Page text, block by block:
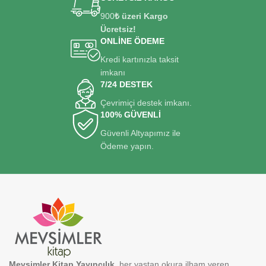
900₺ üzeri Kargo
Ücretsiz!
ONLİNE ÖDEME
Kredi kartınızla taksit
imkanı
7/24 DESTEK
Çevrimiçi destek imkanı.
100% GÜVENLİ
Güvenli Altyapımız ile
Ödeme yapın.